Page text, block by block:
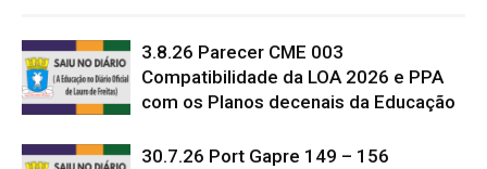
3.8.26 Parecer CME 003
Compatibilidade da LOA 2026 e PPA
com os Planos decenais da Educação
30.7.26 Port Gapre 149 – 156